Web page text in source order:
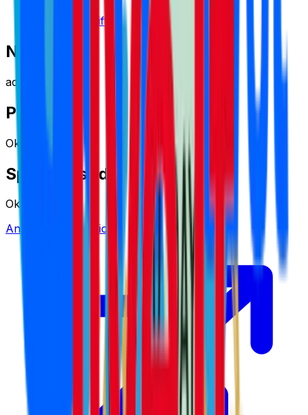
Hobbies & Gifts
Nätverk
adtraction
Provision
Okänt
Spårningstid
Okänt
Ansök via Adtraction